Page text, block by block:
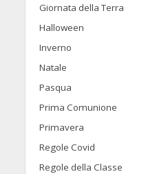
Giornata della Terra
Halloween
Inverno
Natale
Pasqua
Prima Comunione
Primavera
Regole Covid
Regole della Classe